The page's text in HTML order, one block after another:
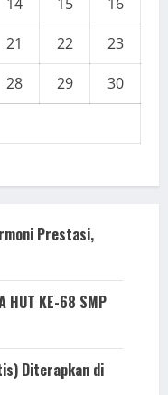
21 22
23
28 29
30
Prestasi,
HUT KE-68 SMP
Diterapkan di